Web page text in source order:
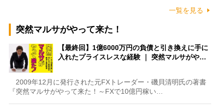
一覧を見る
突然マルサがやって来た！
【最終回】1億6000万円の負債と引き換えに手に
入れたプライスレスな経験 ｜ 突然マルサがや…
2009年12月に発行された元FXトレーダー・磯貝清明氏の著書
『突然マルサがやって来た！～FXで10億円稼い…